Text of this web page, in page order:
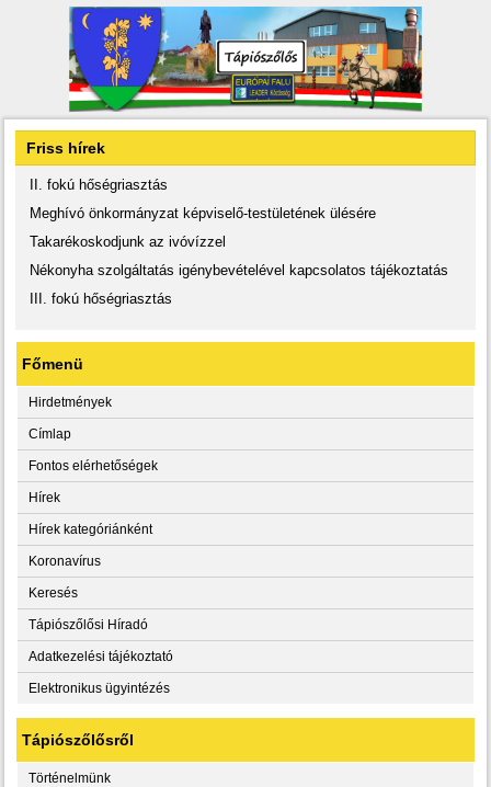
Friss hírek
II. fokú hőségriasztás
Meghívó önkormányzat képviselő-testületének ülésére
Takarékoskodjunk az ivóvízzel
Nékonyha szolgáltatás igénybevételével kapcsolatos tájékoztatás
III. fokú hőségriasztás
Főmenü
Hirdetmények
Címlap
Fontos elérhetőségek
Hírek
Hírek kategóriánként
Koronavírus
Keresés
Tápiószőlősi Híradó
Adatkezelési tájékoztató
Elektronikus ügyintézés
Tápiószőlősről
Történelmünk